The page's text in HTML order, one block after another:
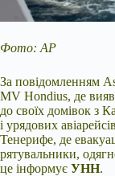
Фото: АР
За повідомленням
MV Hondius, де
до своїх домівок з
і урядових
Тенерифе, де
рятувальники,
це інформує УНН.